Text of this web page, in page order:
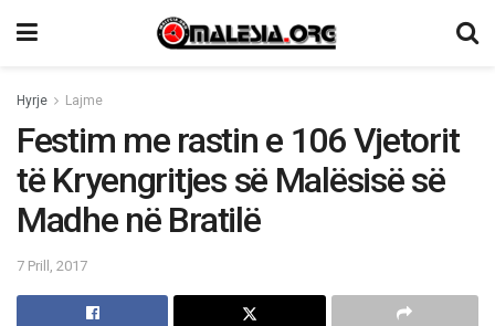
Hyrje Lajme
Festim me rastin e 106 Vjetorit
të Kryengritjes së Malësisë së
Madhe në Bratilë
7 Prill, 2017